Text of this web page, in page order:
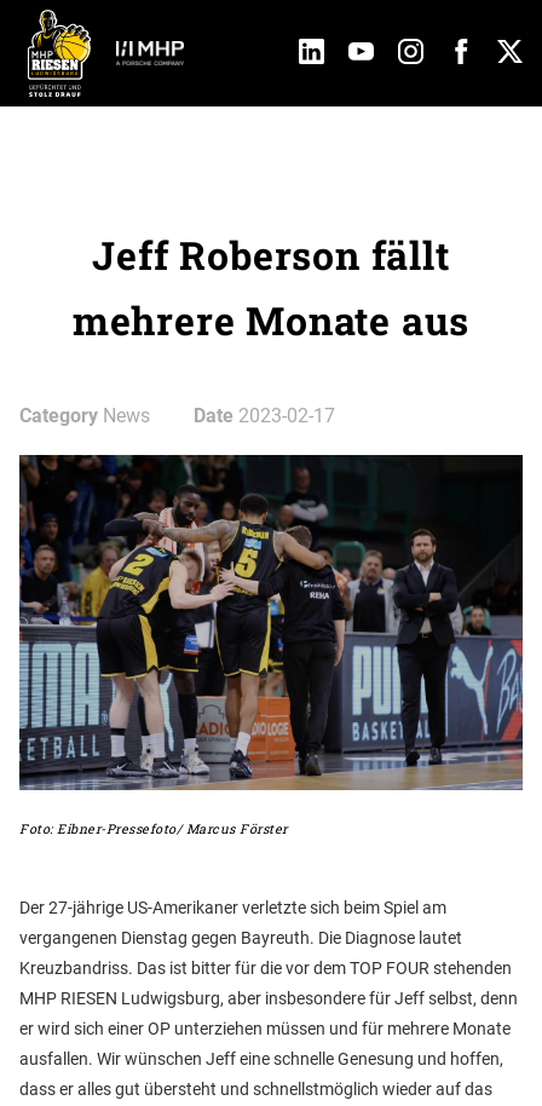
Jeff Roberson fällt
mehrere Monate aus
Category News Date 2023-02-17
Foto: Eibner-Pressefoto/ Marcus Förster
Der 27-jährige US-Amerikaner verletzte sich beim Spiel am
vergangenen Dienstag gegen Bayreuth. Die Diagnose lautet
Kreuzbandriss. Das ist bitter für die vor dem TOP FOUR stehenden
MHP RIESEN Ludwigsburg, aber insbesondere für Jeff selbst, denn
er wird sich einer OP unterziehen müssen und für mehrere Monate
ausfallen. Wir wünschen Jeff eine schnelle Genesung und hoffen,
dass er alles gut übersteht und schnellstmöglich wieder auf das